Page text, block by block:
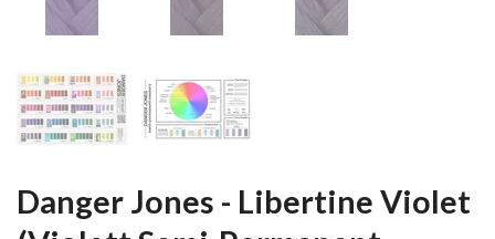
Danger Jones - Libertine Violet